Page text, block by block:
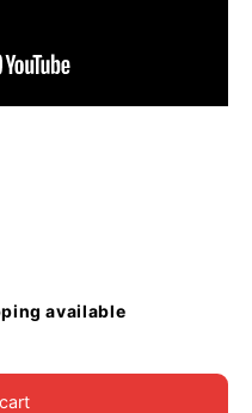
available